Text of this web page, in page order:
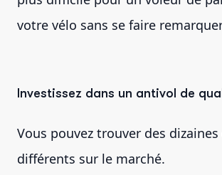
votre vélo sans se faire
Investissez dans un antivol de
Vous pouvez trouver des dizaines
différents sur le marché.